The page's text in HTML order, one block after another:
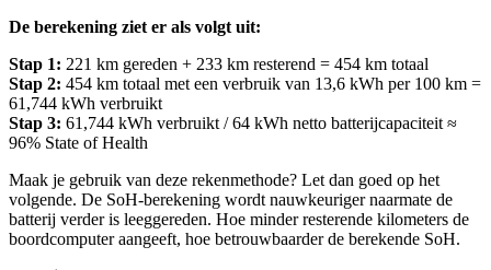
De berekening ziet er als volgt uit:
Stap 1: 221 km gereden + 233 km resterend = 454 km totaal
Stap 2: 454 km totaal met een verbruik van 13,6 kWh per 100 km =
61,744 kWh verbruikt
Stap 3: 61,744 kWh verbruikt / 64 kWh netto batterijcapaciteit ≈
96% State of Health
Maak je gebruik van deze rekenmethode? Let dan goed op het
volgende. De SoH-berekening wordt nauwkeuriger naarmate de
batterij verder is leeggereden. Hoe minder resterende kilometers de
boordcomputer aangeeft, hoe betrouwbaarder de berekende SoH.